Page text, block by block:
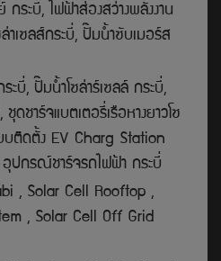
กระบี่, ไฟฟ้าส่องสว่างพลังงาน
าเซลส์กระบี่, ปั๊มน้ำซับเมอร์ส
ระบี่, ปั๊มน้ำโซล่าร์เซลล์ กระบี่,
ดชาร์จแบตเตอรี่เรือหางยาวโซ
บติดตั้ง EV Charg Station
อุปกรณ์ชาร์จรถไฟฟ้า กระบี่
Cell Rooftop ,
, Solar Cell Off Grid